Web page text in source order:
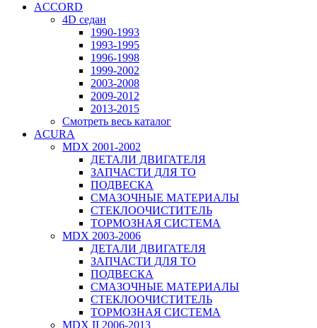
ACCORD
4D седан
1990-1993
1993-1995
1996-1998
1999-2002
2003-2008
2009-2012
2013-2015
Смотреть весь каталог
ACURA
MDX 2001-2002
ДЕТАЛИ ДВИГАТЕЛЯ
ЗАПЧАСТИ ДЛЯ ТО
ПОДВЕСКА
СМАЗОЧНЫЕ МАТЕРИАЛЫ
СТЕКЛООЧИСТИТЕЛЬ
ТОРМОЗНАЯ СИСТЕМА
MDX 2003-2006
ДЕТАЛИ ДВИГАТЕЛЯ
ЗАПЧАСТИ ДЛЯ ТО
ПОДВЕСКА
СМАЗОЧНЫЕ МАТЕРИАЛЫ
СТЕКЛООЧИСТИТЕЛЬ
ТОРМОЗНАЯ СИСТЕМА
MDX II 2006-2013